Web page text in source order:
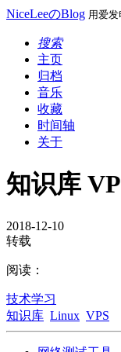
NiceLeeのBlog 用爱
搜索
主页
归档
音乐
收藏
时间轴
关于
知识库
2018-12-10
转载
阅读：
技术学习
知识库 Linux VPS